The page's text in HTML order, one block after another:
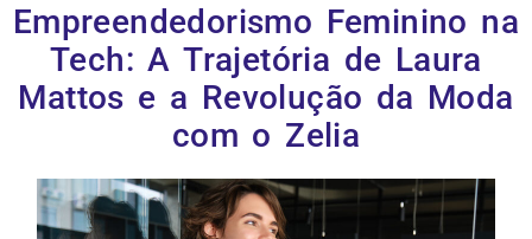
Empreendedorismo Feminino na
Tech: A Trajetória de Laura
Mattos e a Revolução da Moda
com o Zelia